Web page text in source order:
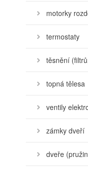
motorky
termostaty
těsnění
topná tělesa
ventily
zámky dveří
dveře